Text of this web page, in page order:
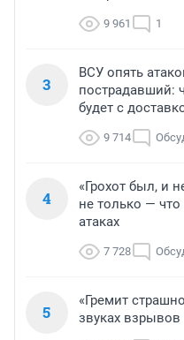
9 961 1
3
ВСУ опять
пострадавший:
будет с
9 714
4
«Грохот был, и
не только —
атаках
7 728
5
«Гремит
звуках взрывов